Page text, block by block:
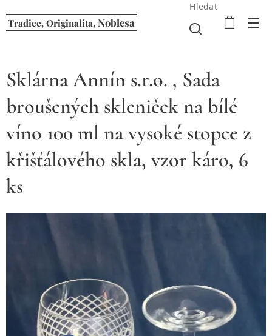
Tradice, Originalita,Noblesa
Hledat
Sklárna Annín s.r.o. , Sada
broušených skleniček na bílé
víno 100 ml na vysoké stopce z
křišťálového skla, vzor káro, 6
ks